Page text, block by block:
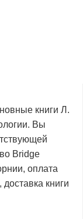
книги Л.
Вы
Bridge
оплата
книги